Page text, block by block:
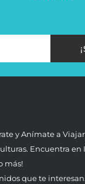
y Anímate a
Encuentra
más!
que te interesan.